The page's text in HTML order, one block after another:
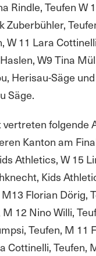
Rindle, Teufen W
Zuberbühler,
W 11 Lara
W9 Tina
Herisau-Säge
Säge.
vertreten folgende
Kanton am
Athletics, W 15
Kids
Florian Dörig,
12 Nino Willi,
Teufen, M 11
Cottinelli, Teufen,